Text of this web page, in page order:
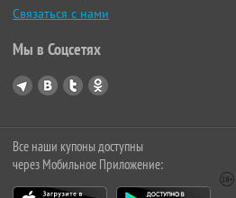
Связаться с нами
Мы в Соцсетях
Все наши купоны доступны
через Мобильное Приложение: